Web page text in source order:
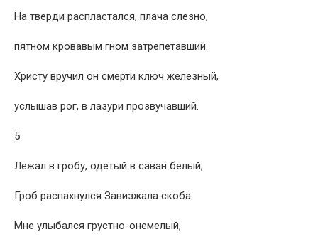
На тверди распластался, плача слезно,
пятном кровавым гном затрепетавший.
Христу вручил он смерти ключ железный,
услышав рог, в лазури прозвучавший.
5
Лежал в гробу, одетый в саван белый,
Гроб распахнулся Завизжала скоба.
Мне улыбался грустно-онемелый,